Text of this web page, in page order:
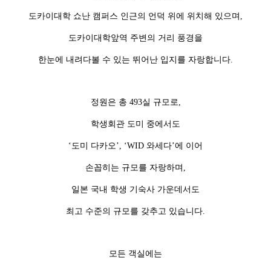
도카이대학 쇼난 캠퍼스 인근의 언덕 위에 위치해 있으며,
도카이대학앞역 주변의 거리 풍경을
한눈에 내려다볼 수 있는 뛰어난 입지를 자랑합니다.
정원은 총 493실 규모로,
학생회관 도미 중에서도
‘도미 다카오’, ‘WID 와세다’에 이어
손꼽히는 규모를 자랑하며,
일본 국내 학생 기숙사 가운데서도
최고 수준의 규모를 갖추고 있습니다.
모든 객실에는